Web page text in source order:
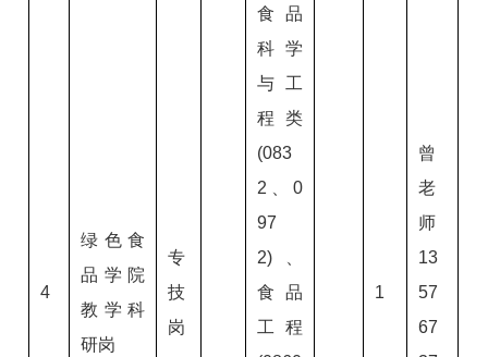
4
绿色食
品学院
教学科
研岗
专
技
岗
食品
科学
与工
程类
(083
2、0
97
2)、
食品
工程
1
曾
老
师
13
57
67